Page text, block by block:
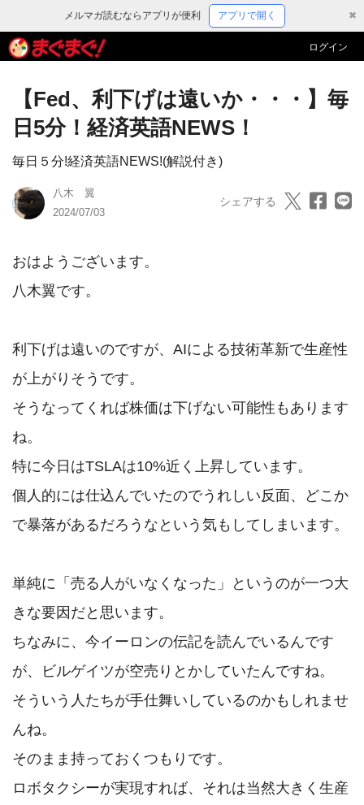
メルマガ読むならアプリが便利 アプリで開く ✖
ログイン
【Fed、利下げは遠いか・・・】毎
日5分！経済英語NEWS！
毎日５分!経済英語NEWS!(解説付き)
八木 翼
2024/07/03
シェアする
おはようございます。
八木翼です。
利下げは遠いのですが、AIによる技術革新で生産性
が上がりそうです。
そうなってくれば株価は下げない可能性もあります
ね。
特に今日はTSLAは10%近く上昇しています。
個人的には仕込んでいたのでうれしい反面、どこか
で暴落があるだろうなという気もしてしまいます。
単純に「売る人がいなくなった」というのが一つ大
きな要因だと思います。
ちなみに、今イーロンの伝記を読んでいるんです
が、ビルゲイツが空売りとかしていたんですね。
そういう人たちが手仕舞いしているのかもしれませ
んね。
そのまま持っておくつもりです。
ロボタクシーが実現すれば、それは当然大きく生産